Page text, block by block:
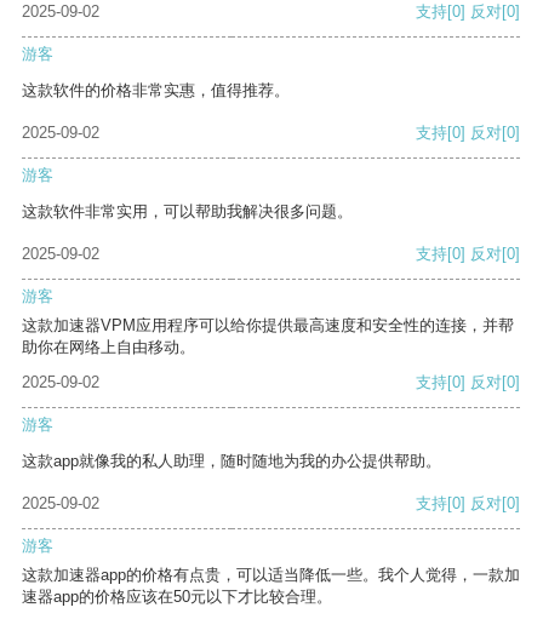
2025-09-02 支持[0] 反对[0]
游客
这款软件的价格非常实惠，值得推荐。
2025-09-02 支持[0] 反对[0]
游客
这款软件非常实用，可以帮助我解决很多问题。
2025-09-02 支持[0] 反对[0]
游客
这款加速器VPM应用程序可以给你提供最高速度和安全性的连接，并帮
助你在网络上自由移动。
2025-09-02
支持[0] 反对[0]
游客
这款app就像我的私人助理，随时随地为我的办公提供帮助。
2025-09-02 支持[0] 反对[0]
游客
这款加速器app的价格有点贵，可以适当降低一些。我个人觉得，一款加
速器app的价格应该在50元以下才比较合理。